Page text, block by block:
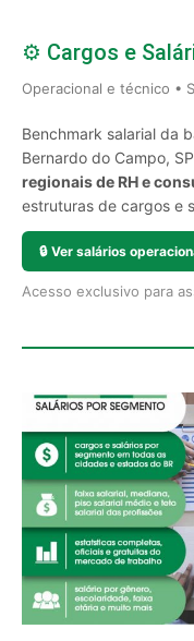
⚙️ Cargos e
Operacional e técnico •
Benchmark salarial da
Bernardo do Campo,
regionais de RH e
estruturas de cargos e
🔒 Ver salários
Acesso exclusivo para